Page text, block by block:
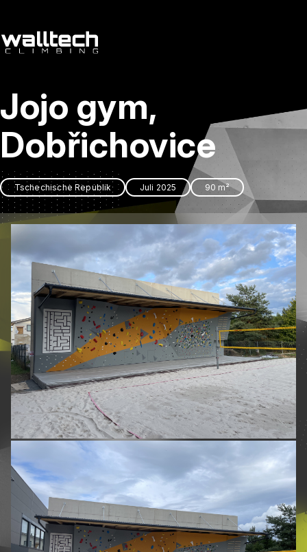
Referenzen
Kontakt
Jojo gym,
Dobřichovice
Tschechische Republik Juli 2025 90 m²